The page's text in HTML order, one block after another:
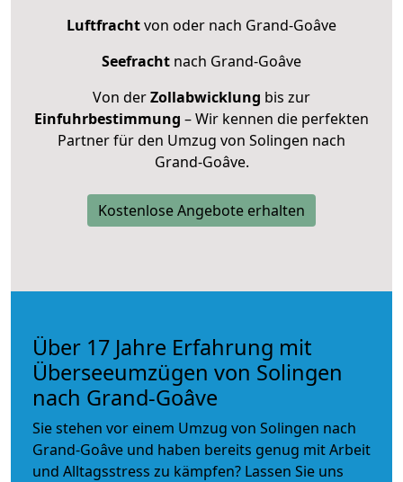
Luftfrachtvon oder nach Grand-Goâve
Seefracht nach Grand-Goâve
Von derZollabwicklung bis zur
Einfuhrbestimmung – Wir kennen die perfekten
Partner für den Umzug von Solingen nach
Grand-Goâve.
Kostenlose Angebote erhalten
Über 17 Jahre Erfahrung mit
Überseeumzügen von Solingen
nach Grand-Goâve
Sie stehen vor einem Umzug von Solingen nach
Grand-Goâve und haben bereits genug mit Arbeit
und Alltagsstress zu kämpfen? Lassen Sie uns